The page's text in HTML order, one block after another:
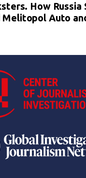
How Russia
Melitopol Auto